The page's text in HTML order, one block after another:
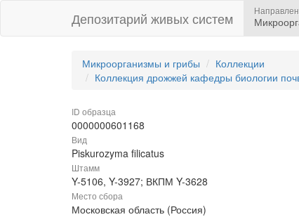
Депозитарий живых систем
Микроорганизмы и грибы
Коллекции
Коллекция дрожжей кафедры биологии
ID образца
0000000601168
Вид
Piskurozyma filicatus
Штамм
Y-5106, Y-3927; ВКПМ Y-3628
Место сбора
Московская область (Россия)